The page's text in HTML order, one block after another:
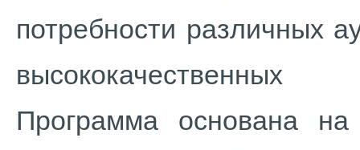
потребности различных
высококачественных
Программа основана